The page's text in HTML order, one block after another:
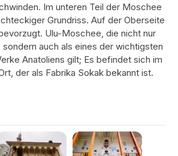
Im unteren Teil der Moschee
Grundriss. Auf der Oberseite
Ulu-Moschee, die nicht nur
auch als eines der wichtigsten
Anatoliens gilt; Es befindet sich im
der als Fabrika Sokak bekannt ist.